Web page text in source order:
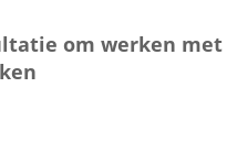
om werken met